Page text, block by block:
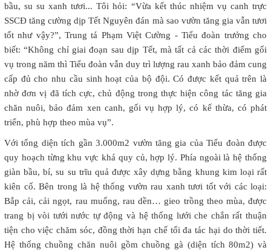
bầu, su su xanh tươi... Tôi hỏi: “Vừa kết thúc nhiệm vụ canh trực
SSCĐ tăng cường dịp Tết Nguyên đán mà sao vườn tăng gia vẫn tươi
tốt như vậy?”, Trung tá Phạm Việt Cường - Tiểu đoàn trưởng cho
biết: “Không chỉ giai đoạn sau dịp Tết, mà tất cả các thời điểm gối
vụ trong năm thì Tiểu đoàn vẫn duy trì lượng rau xanh bảo đảm cung
cấp đủ cho nhu cầu sinh hoạt của bộ đội. Có được kết quả trên là
nhờ đơn vị đã tích cực, chủ động trong thực hiện công tác tăng gia
chăn nuôi, bảo đảm xen canh, gối vụ hợp lý, có kế thừa, có phát
triển, phù hợp theo mùa vụ”.
Với tổng diện tích gần 3.000m2 vườn tăng gia của Tiểu đoàn được
quy hoạch từng khu vực khá quy củ, hợp lý. Phía ngoài là hệ thống
giàn bầu, bí, su su trĩu quả được xây dựng bằng khung kim loại rất
kiên cố. Bên trong là hệ thống vườn rau xanh tươi tốt với các loại:
Bắp cải, cải ngọt, rau muống, rau dền… gieo trồng theo mùa, được
trang bị vòi tưới nước tự động và hệ thống lưới che chắn rất thuận
tiện cho việc chăm sóc, đồng thời hạn chế tối đa tác hại do thời tiết.
Hệ thống chuồng chăn nuôi gồm chuồng gà (diện tích 80m2) và